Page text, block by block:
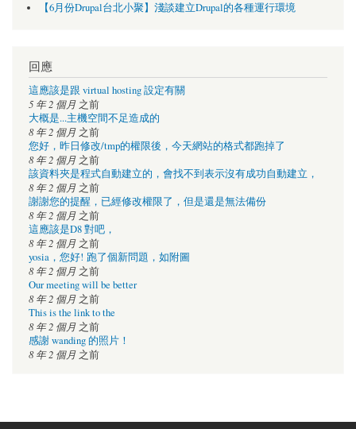
【6月份Drupal台北小聚】淺談建立Drupal的各種運行環境
回應
這應該是跟 virtual hosting 設定有關
5 年 2 個月 之前
大概是...主機空間不足造成的
8 年 2 個月 之前
您好，昨日修改/tmp的權限後，今天網站的格式都跑掉了
8 年 2 個月 之前
該資料夾是程式自動建立的，會找不到表示沒有成功自動建立，
8 年 2 個月 之前
謝謝您的提醒，已經修改權限了，但是還是無法備份
8 年 2 個月 之前
這應該是D8 對吧，
8 年 2 個月 之前
yosia，您好! 跑了個新問題，如附圖
8 年 2 個月 之前
Our meeting will be better
8 年 2 個月 之前
This is the link to the
8 年 2 個月 之前
感謝 wanding 的照片！
8 年 2 個月 之前